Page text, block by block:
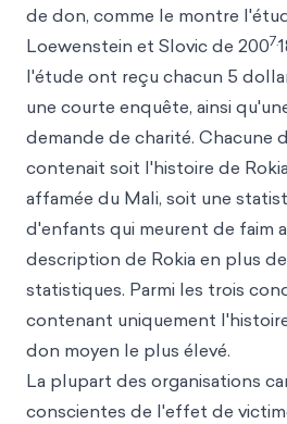
de don, comme le montre
Loewenstein et Slovic de 2007.
l'étude ont reçu chacun 5
une courte enquête, ainsi
demande de charité. Chacune
contenait soit l'histoire de
affamée du Mali, soit une
d'enfants qui meurent de faim
description de Rokia en plus
statistiques. Parmi les trois
contenant uniquement
don moyen le plus élevé.
La plupart des organisations
conscientes de l'effet de